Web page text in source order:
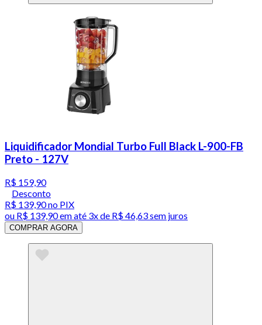
Liquidificador Mondial Turbo Full Black L-900-FB
Preto - 127V
R$ 159,90
Desconto
R$ 139,90no PIX
ou R$ 139,90em até 3x de R$ 46,63 sem juros
COMPRAR AGORA